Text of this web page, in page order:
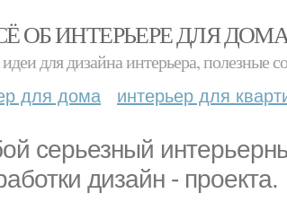
ОБ ИНТЕРЬЕРЕ ДЛЯ
для дизайна интерьера, полезные
для дома интерьер для
серьезный
дизайн - проекта.